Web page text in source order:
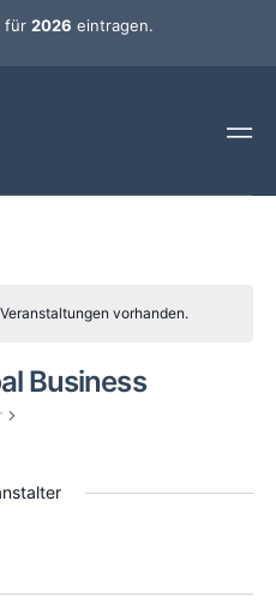
für 2026 eintragen.
vorhanden.
Business